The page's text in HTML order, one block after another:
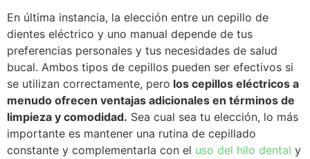
En última instancia, la elección entre un cepillo de
dientes eléctrico y uno manual depende de tus
preferencias personales y tus necesidades de salud
bucal. Ambos tipos de cepillos pueden ser efectivos si
se utilizan correctamente, pero los cepillos eléctricos a
menudo ofrecen ventajas adicionales en términos de
limpieza y comodidad. Sea cual sea tu elección, lo más
importante es mantener una rutina de cepillado
constante y complementarla con el uso del hilo dental y